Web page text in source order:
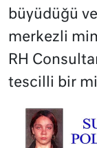
büyüdüğü
merkezli
RH
tescilli bir